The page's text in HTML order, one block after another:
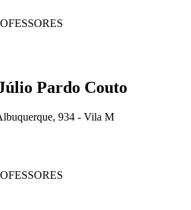
Pardo Couto
934 - Vila M